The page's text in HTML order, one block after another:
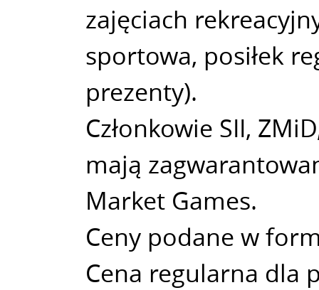
zajęciach
sportowa, posiłek
prezenty).
Członkowie SII,
mają
Market Games.
Ceny podane w
Cena regularna dla